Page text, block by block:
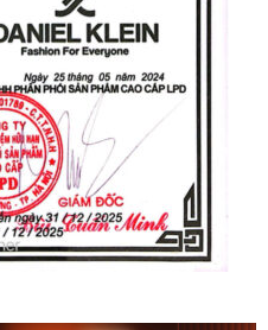
Casio Nam MTS-